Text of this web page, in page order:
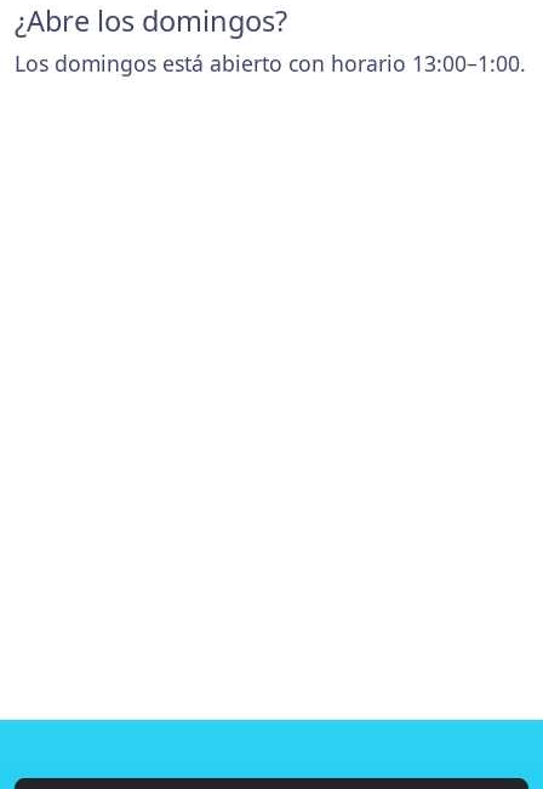
¿Abre los domingos?
Los domingos está abierto con horario 13:00–1:00.